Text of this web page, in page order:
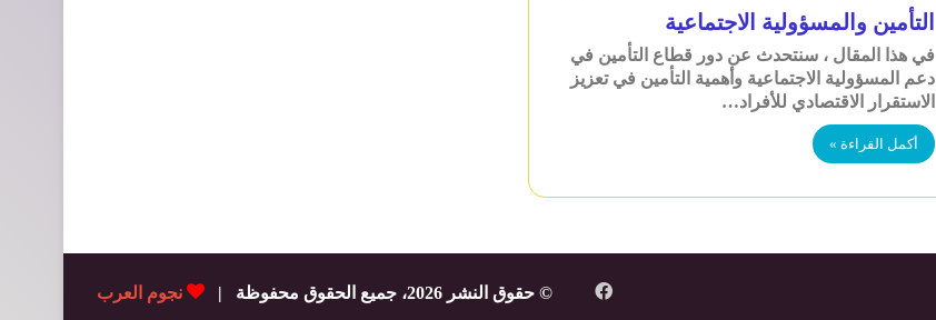
التأمين والمسؤولية الاجتماعية
في هذا المقال ، سنتحدث عن دور قطاع التأمين في
دعم المسؤولية الاجتماعية وأهمية التأمين في تعزيز
الاستقرار الاقتصادي للأفراد…
أكمل القراءة »
© حقوق النشر 2026، جميع الحقوق محفوظة | نجوم العرب فيسبوك
شات